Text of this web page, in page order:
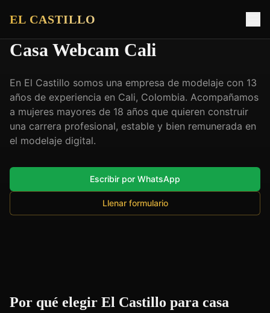
EL CASTILLO
Casa Webcam Cali
En El Castillo somos una empresa de modelaje con 13
años de experiencia en Cali, Colombia. Acompañamos
a mujeres mayores de 18 años que quieren construir
una carrera profesional, estable y bien remunerada en
el modelaje digital.
Escribir por WhatsApp
Llenar formulario
Por qué elegir El Castillo para casa